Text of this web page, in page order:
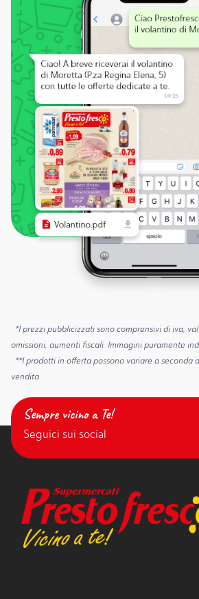
*I prezzi pubblicizzati sono comprensivi di iva,
omissioni, aumenti fiscali. Immagini puramente
**I prodotti in offerta possono variare a seconda
vendita.
Sempre vicino a Te!
Seguici sui social